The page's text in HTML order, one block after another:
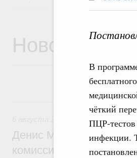
В
чёткий
ПЦР-тестов
инфекции.
Новости
Общие вопросы
Денис Мантуров
комиссии по